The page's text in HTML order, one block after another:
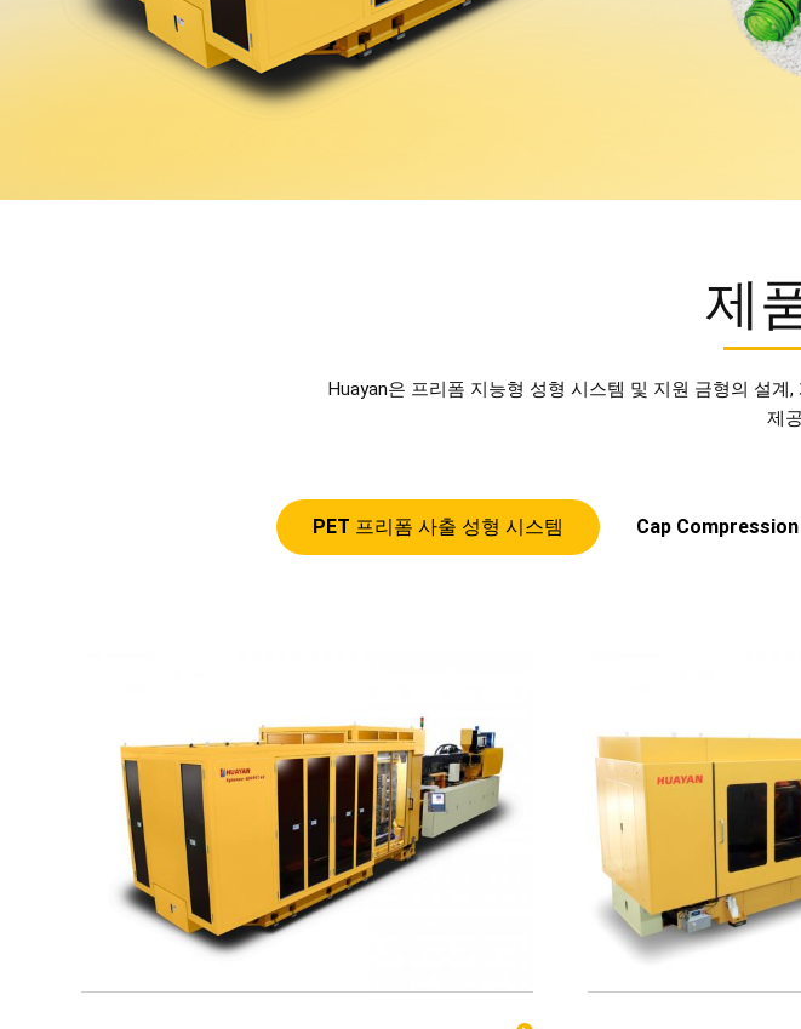
제
Huayan은 프리폼 지능형 성형 시스템 및 지원 금형의 설
제
PET 프리폼 사출 성형 시스템 Cap